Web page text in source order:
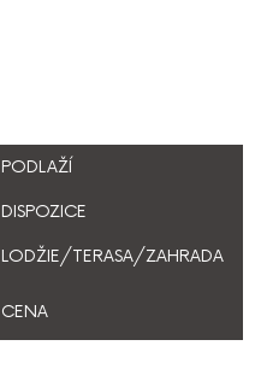
PODLAŽÍ
DISPOZICE
LODŽIE/TERASA/ZAHRADA
CENA